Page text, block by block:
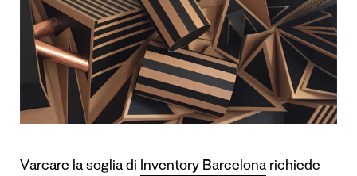
Varcare la soglia di Inventory Barcelona richiede